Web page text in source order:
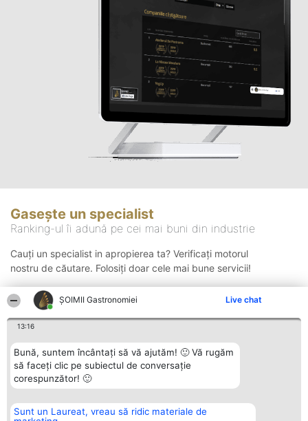
ȘOIMII Gastronomiei Live chat
13:16
Bună, suntem încântați să vă ajutăm! 🙂 Vă rugăm
să faceți clic pe subiectul de conversație
corespunzător! 🙂
Sunt un Laureat, vreau să ridic materiale de
Gasește un specialist
Ranking-ul îi adună pe cei mai buni din industrie
Cauți un specialist in apropierea ta? Verificați motorul
nostru de căutare. Folosiți doar cele mai bune servicii!
Organizator Ranking Plebiscyt Contact